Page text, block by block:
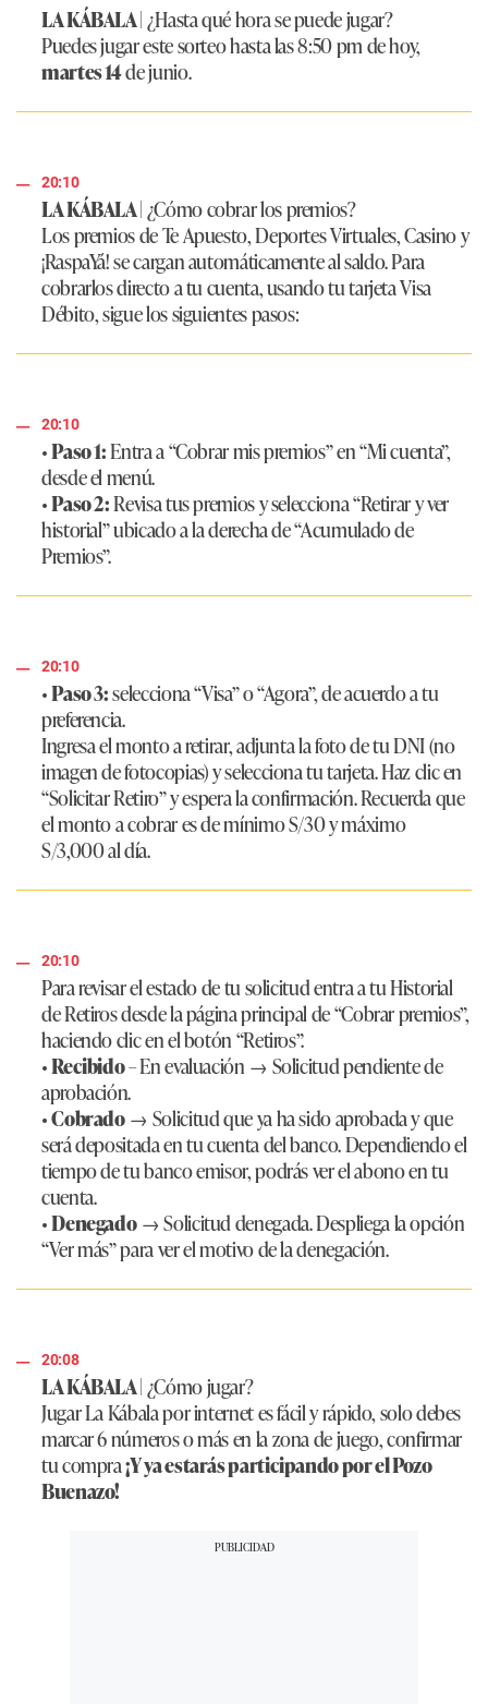
LA KÁBALA |¿Hasta qué hora se puede jugar?
Puedes jugar este sorteo hasta las 8:50 pm de hoy,
martes 14de junio.
20:10
LA KÁBALA |¿Cómo cobrar los premios?
Los premios de Te Apuesto, Deportes Virtuales, Casino y
¡RaspaYá! se cargan automáticamente al saldo. Para
cobrarlos directo a tu cuenta, usando tu tarjeta Visa
Débito, sigue los siguientes pasos:
20:10
•Paso 1:Entra a “Cobrar mis premios” en “Mi cuenta”,
desde el menú.
•Paso 2:Revisa tus premios y selecciona “Retirar y ver
historial” ubicado a la derecha de “Acumulado de
Premios”.
20:10
•Paso 3:selecciona “Visa” o “Agora”, de acuerdo a tu
preferencia.
Ingresa el monto a retirar, adjunta la foto de tu DNI (no
imagen de fotocopias) y selecciona tu tarjeta. Haz clic en
“Solicitar Retiro” y espera la confirmación. Recuerda que
el monto a cobrar es de mínimo S/30 y máximo
S/3,000 al día.
20:10
Para revisar el estado de tu solicitud entra a tu Historial
de Retiros desde la página principal de “Cobrar premios”,
haciendo clic en el botón “Retiros”.
•Recibido– En evaluación → Solicitud pendiente de
aprobación.
•Cobrado→ Solicitud que ya ha sido aprobada y que
será depositada en tu cuenta del banco. Dependiendo el
tiempo de tu banco emisor, podrás ver el abono en tu
cuenta.
•Denegado→ Solicitud denegada. Despliega la opción
“Ver más” para ver el motivo de la denegación.
20:08
LA KÁBALA |¿Cómo jugar?
Jugar La Kábala por internet es fácil y rápido, solo debes
marcar 6 números o más en la zona de juego, confirmar
tu compra¡Y ya estarás participando por el Pozo
Buenazo!